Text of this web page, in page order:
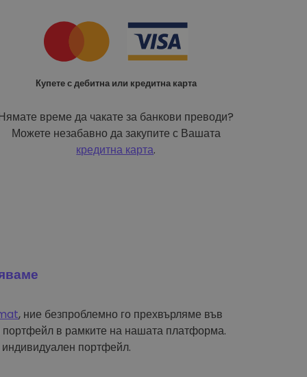
Купете с дебитна или кредитна карта
време да чакате за банкови преводи?
Можете незабавно да закупите с Вашата
кредитна карта.
, ние безпроблемно го прехвърляме във
в рамките на нашата платформа.
портфейл.